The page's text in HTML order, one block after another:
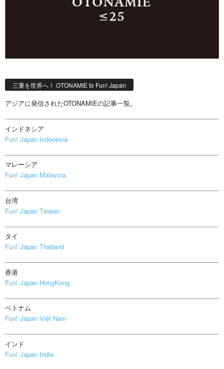
三重を世界へ！ OTONAMIE to Fun! Japan
アジアに発信されたOTONAMIEの記事一覧。
インドネシア
Fun! Japan Indonesia
マレーシア
Fun! Japan Malaysia
台湾
Fun! Japan Taiwan
タイ
Fun! Japan Thailand
香港
Fun! Japan HongKong
ベトナム
Fun! Japan Việt Nam
インド
Fun! Japan India